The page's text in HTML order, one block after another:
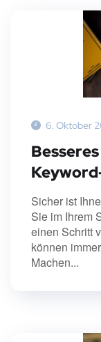
6. Oktober
Sicher ist
Sie im Ihrem
einen Schritt
können
Machen...